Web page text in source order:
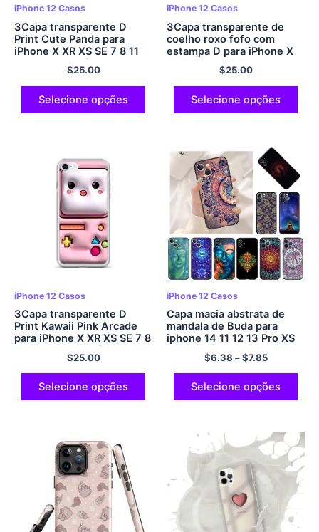
iPhone 12 Casos
3Capa transparente D
Print Cute Panda para
iPhone X XR XS SE 7 8 11
12 13 14 15 Pró Mini Mais
$25.00
Selecione opções
iPhone 12 Casos
3Capa transparente de
coelho roxo fofo com
estampa D para iPhone X
XR XS SE 7 8 11 12 13 14 15
Pró Mini Mais Pró Máx.
$25.00
Selecione opções
iPhone 12 Casos
3Capa transparente D
Print Kawaii Pink Arcade
para iPhone X XR XS SE 7 8
11 12 13 14 15 Pró Mini
Mais Pró Máx.
$25.00
Selecione opções
iPhone 12 Casos
Capa macia abstrata de
mandala de Buda para
iphone 14 11 12 13 Pro XS
Max 14Plus Mini XR SE
2022 8 7 Capa de telefone
de silicone Plus X
$6.38 –$7.85
Selecione opções